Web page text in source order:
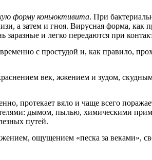
форму коньюктивита. При
а затем и гноя. Вирусная форма,
и легко передаются при
с простудой и, как правило,
век, жжением и зудом,
протекает вяло и чаще всего
дымом, пылью, химическими
путей.
ощущением «песка за веками»,